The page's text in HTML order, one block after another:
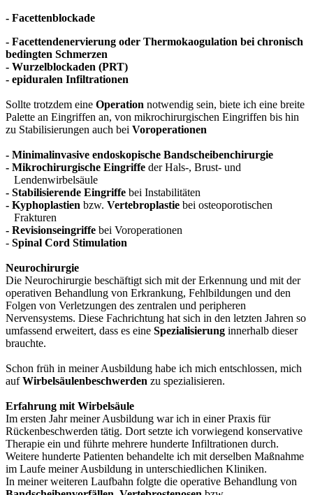
- Facettenblockade
- Facettendenervierung oder Thermokaogulation bei chronisch
bedingten Schmerzen
- Wurzelblockaden (PRT)
- epiduralen Infiltrationen
Sollte trotzdem eine Operation notwendig sein, biete ich eine breite
Palette an Eingriffen an, von mikrochirurgischen Eingriffen bis hin
zu Stabilisierungen auch bei Voroperationen
- Minimalinvasive endoskopische Bandscheibenchirurgie
- Mikrochirurgische Eingriffe der Hals-, Brust- und
Lendenwirbelsäule
- Stabilisierende Eingriffe bei Instabilitäten
- Kyphoplastien bzw. Vertebroplastie bei osteoporotischen
Frakturen
- Revisionseingriffe bei Voroperationen
- Spinal Cord Stimulation
Neurochirurgie
Die Neurochirurgie beschäftigt sich mit der Erkennung und mit der
operativen Behandlung von Erkrankung, Fehlbildungen und den
Folgen von Verletzungen des zentralen und peripheren
Nervensystems. Diese Fachrichtung hat sich in den letzten Jahren so
umfassend erweitert, dass es eine Spezialisierung innerhalb dieser
brauchte.
Schon früh in meiner Ausbildung habe ich mich entschlossen, mich
aufWirbelsäulenbeschwerden zu spezialisieren.
Erfahrung mit Wirbelsäule
Im ersten Jahr meiner Ausbildung war ich in einer Praxis für
Rückenbeschwerden tätig. Dort setzte ich vorwiegend konservative
Therapie ein und führte mehrere hunderte Infiltrationen durch.
Weitere hunderte Patienten behandelte ich mit derselben Maßnahme
im Laufe meiner Ausbildung in unterschiedlichen Kliniken.
In meiner weiteren Laufbahn folgte die operative Behandlung von